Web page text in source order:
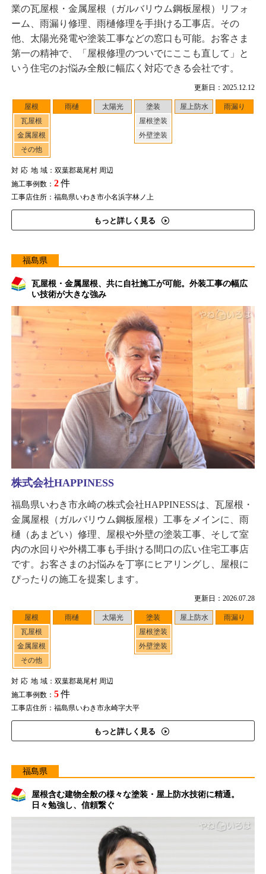
更新日：2025.12.12
屋根
瓦屋根
金属屋根
その他
雨樋 太陽光
塗装
屋根塗装
外壁塗装
屋上防水 雨漏り
対応地域：双葉郡葛尾村 周辺
施工事例数： 2件
工事店住所：福島県いわき市小名浜字林ノ上
もっと詳しく見る
業の瓦屋根・金属屋根（ガルバリウム鋼板屋根）リフォ
ーム、雨漏り修理、雨樋修理を手掛ける工事店。その
他、太陽光発電や塗装工事などの窓口も可能。お客さま
第一の精神で、「屋根修理のついでにここも直して」と
いう住宅のお悩み全般に幅広く対応できる会社です。
福島県
瓦屋根・金属屋根、共に自社施工が可能。外装工事の幅広
い技術が大きな強み
更新日：2026.07.28
屋根
瓦屋根
金属屋根
その他
雨樋 太陽光
塗装
屋根塗装
外壁塗装
屋上防水 雨漏り
対応地域：双葉郡葛尾村 周辺
施工事例数： 5件
工事店住所：福島県いわき市永崎字大平
もっと詳しく見る
株式会社HAPPINESS
福島県いわき市永崎の株式会社HAPPINESSは、瓦屋根・
金属屋根（ガルバリウム鋼板屋根）工事をメインに、雨
樋（あまどい）修理、屋根や外壁の塗装工事、そして室
内の水回りや外構工事も手掛ける間口の広い住宅工事店
です。お客さまのお悩みを丁寧にヒアリングし、屋根に
ぴったりの施工を提案します。
福島県
屋根含む建物全般の様々な塗装・屋上防水技術に精通。
日々勉強し、信頼繋ぐ